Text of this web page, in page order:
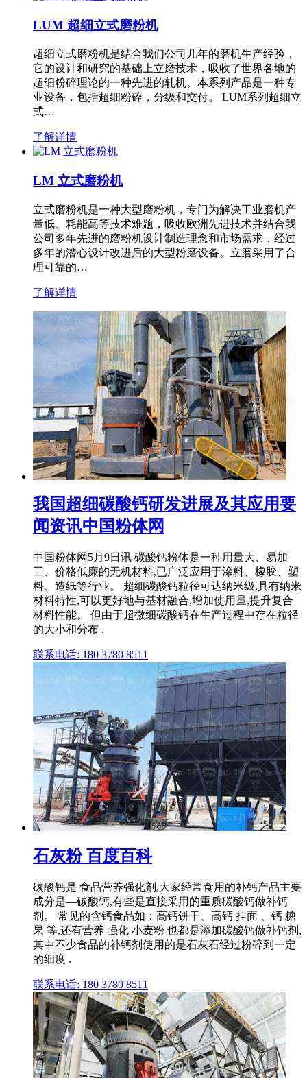
LUM 超细立式磨粉机
超细立式磨粉机是结合我们公司几年的磨机生产经验，
它的设计和研究的基础上立磨技术，吸收了世界各地的
超细粉碎理论的一种先进的轧机。本系列产品是一种专
业设备，包括超细粉碎，分级和交付。 LUM系列超细立
式…
了解详情
LM 立式磨粉机
立式磨粉机是一种大型磨粉机，专门为解决工业磨机产
量低、耗能高等技术难题，吸收欧洲先进技术并结合我
公司多年先进的磨粉机设计制造理念和市场需求，经过
多年的潜心设计改进后的大型粉磨设备。立磨采用了合
理可靠的…
了解详情
我国超细碳酸钙研发进展及其应用要
闻资讯中国粉体网
中国粉体网5月9日讯 碳酸钙粉体是一种用量大、易加
工、价格低廉的无机材料,已广泛应用于涂料、橡胶、塑
料、造纸等行业。 超细碳酸钙粒径可达纳米级,具有纳米
材料特性,可以更好地与基材融合,增加使用量,提升复合
材料性能。 但由于超微细碳酸钙在生产过程中存在粒径
的大小和分布 .
联系电话: 180 3780 8511
石灰粉 百度百科
碳酸钙是 食品营养强化剂,大家经常食用的补钙产品主要
成分是—碳酸钙,有些是直接采用的重质碳酸钙做补钙
剂。 常见的含钙食品如：高钙饼干、高钙 挂面 、钙 糖
果 等,还有营养 强化 小麦粉 也都是添加碳酸钙做补钙剂,
其中不少食品的补钙剂使用的是石灰石经过粉碎到一定
的细度 .
联系电话: 180 3780 8511